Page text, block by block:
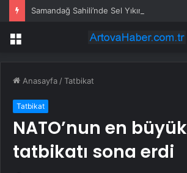
Samandağ Sahili’nde Sel Yıkımı
Menü
Anasayfa /Tatbikat
Tatbikat
NATO’nun en büyük
tatbikatı sona erdi